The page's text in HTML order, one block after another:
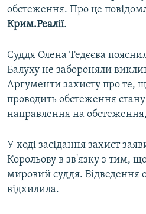
Усі сайти RFE/RL
обстеження. Про це
Крим.Реалії.
Суддя Олена Тедєєва
Балуху не забороняли
Аргументи захисту про те,
проводить обстеження
направлення на
У ході засідання захист
Корольову в зв'язку з тим,
мировий суддя. Відведення
відхилила.